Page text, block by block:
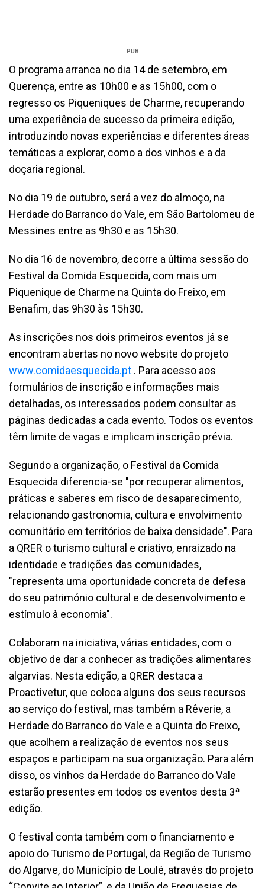
PUB
O programa arranca no dia 14 de setembro, em
Querença, entre as 10h00 e as 15h00, com o
regresso os Piqueniques de Charme, recuperando
uma experiência de sucesso da primeira edição,
introduzindo novas experiências e diferentes áreas
temáticas a explorar, como a dos vinhos e a da
doçaria regional.
No dia 19 de outubro, será a vez do almoço, na
Herdade do Barranco do Vale, em São Bartolomeu de
Messines entre as 9h30 e as 15h30.
No dia 16 de novembro, decorre a última sessão do
Festival da Comida Esquecida, com mais um
Piquenique de Charme na Quinta do Freixo, em
Benafim, das 9h30 às 15h30.
As inscrições nos dois primeiros eventos já se
encontram abertas no novo website do projeto
www.comidaesquecida.pt . Para acesso aos
formulários de inscrição e informações mais
detalhadas, os interessados podem consultar as
páginas dedicadas a cada evento. Todos os eventos
têm limite de vagas e implicam inscrição prévia.
Segundo a organização, o Festival da Comida
Esquecida diferencia-se "por recuperar alimentos,
práticas e saberes em risco de desaparecimento,
relacionando gastronomia, cultura e envolvimento
comunitário em territórios de baixa densidade". Para
a QRER o turismo cultural e criativo, enraizado na
identidade e tradições das comunidades,
"representa uma oportunidade concreta de defesa
do seu património cultural e de desenvolvimento e
estímulo à economia".
Colaboram na iniciativa, várias entidades, com o
objetivo de dar a conhecer as tradições alimentares
algarvias. Nesta edição, a QRER destaca a
Proactivetur, que coloca alguns dos seus recursos
ao serviço do festival, mas também a Rêverie, a
Herdade do Barranco do Vale e a Quinta do Freixo,
que acolhem a realização de eventos nos seus
espaços e participam na sua organização. Para além
disso, os vinhos da Herdade do Barranco do Vale
estarão presentes em todos os eventos desta 3ª
edição.
O festival conta também com o financiamento e
apoio do Turismo de Portugal, da Região de Turismo
do Algarve, do Município de Loulé, através do projeto